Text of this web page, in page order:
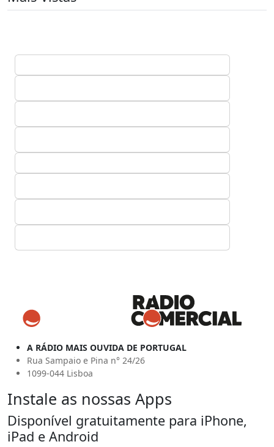
A RÁDIO MAIS OUVIDA DE PORTUGAL
Rua Sampaio e Pina n° 24/26
1099-044 Lisboa
Instale as nossas Apps
Disponível gratuitamente para iPhone,
iPad e Android